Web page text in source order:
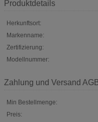
Produktdetails
Herkunftsort:
Markenname:
Zertifizierung:
Modellnummer:
Zahlung und Versand
Min Bestellmenge:
Preis: